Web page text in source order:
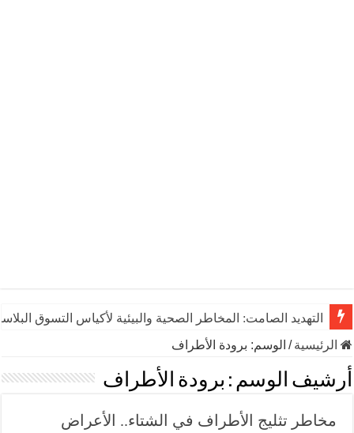
التهديد الصامت: المخاطر الصحية والبيئية لأكياس التسوق
الرئيسية/ الوسم: برودة الأطراف
أرشيف الوسم : برودة الأطراف
مخاطر تثليج الأطراف في الشتاء.. الأعراض